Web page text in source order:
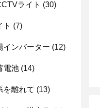
ライト (30)
ト (7)
インバーター (12)
電池 (14)
を離れて (13)